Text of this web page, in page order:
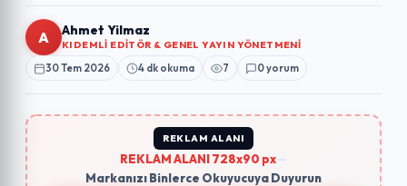
A Ahmet Yilmaz
KIDEMLI EDITÖR & GENEL YAYIN YÖNETMENI
30 Tem 2026 4 dk okuma 7 0 yorum
REKLAM ALANI
REKLAM ALANI 728x90 px
Markanızı Binlerce Okuyucuya Duyurun